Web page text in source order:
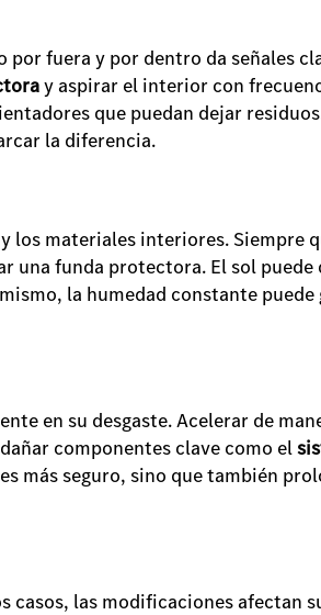
fuera y por dentro da señales
y aspirar el interior con
que puedan dejar
la diferencia.
los materiales interiores. Siempre
una funda protectora. El sol
la humedad constante
en su desgaste. Acelerar de
componentes clave como el
más seguro, sino que también
las modificaciones afectan